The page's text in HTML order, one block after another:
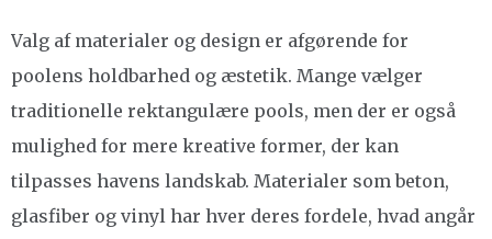
Valg af materialer og design er afgørende for
poolens holdbarhed og æstetik. Mange vælger
traditionelle rektangulære pools, men der er også
mulighed for mere kreative former, der kan
tilpasses havens landskab. Materialer som beton,
glasfiber og vinyl har hver deres fordele, hvad angår